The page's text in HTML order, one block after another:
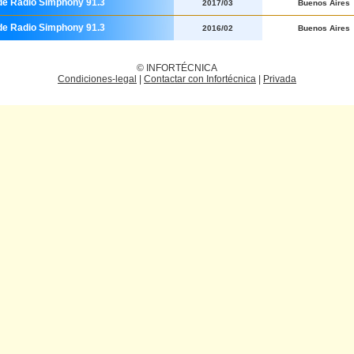
Radio Simphony 91.3 2017/03 Buenos Aires
Radio Simphony 91.3 2016/02 Buenos Aires
© INFORTÉCNICA
Condiciones-legal
Contactar con Infortécnica Privada